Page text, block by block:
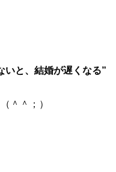
いと、結婚が遅くなる”
＾＾；）